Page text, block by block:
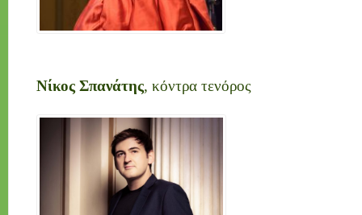
Νίκος Σπανάτης, κόντρα τενόρος